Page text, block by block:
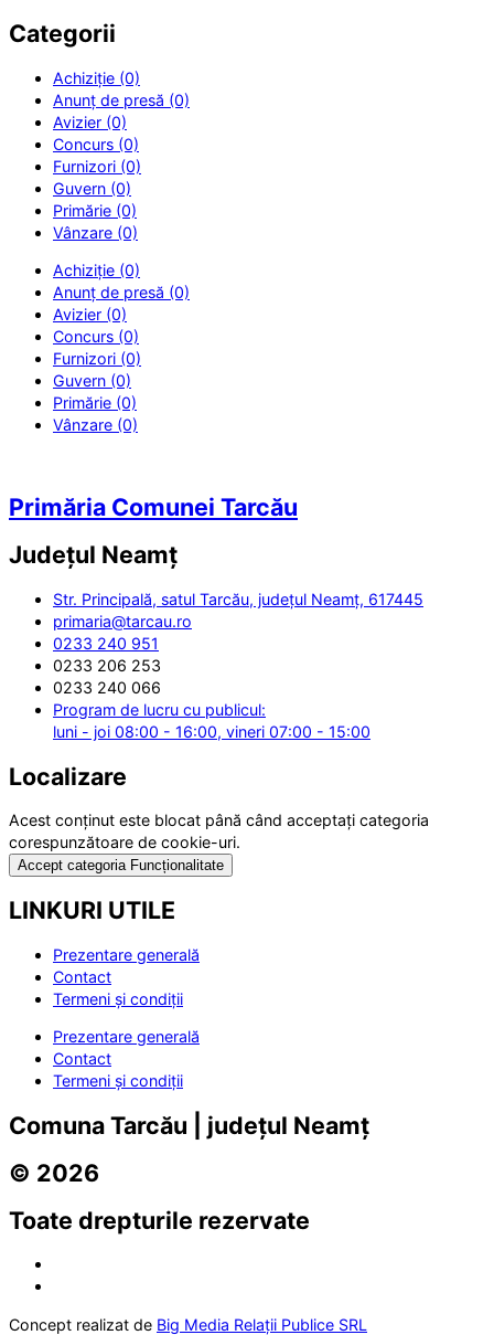
Categorii
Achiziție (0)
Anunț de presă (0)
Avizier (0)
Concurs (0)
Furnizori (0)
Guvern (0)
Primărie (0)
Vânzare (0)
Achiziție (0)
Anunț de presă (0)
Avizier (0)
Concurs (0)
Furnizori (0)
Guvern (0)
Primărie (0)
Vânzare (0)
Primăria Comunei Tarcău
Județul Neamț
Str. Principală, satul Tarcău, județul Neamț, 617445
primaria@tarcau.ro
0233 240 951
0233 206 253
0233 240 066
Program de lucru cu publicul:
luni - joi 08:00 - 16:00, vineri 07:00 - 15:00
Localizare
Acest conținut este blocat până când acceptați categoria
corespunzătoare de cookie-uri.
Accept categoria Funcționalitate
LINKURI UTILE
Prezentare generală
Contact
Termeni și condiții
Prezentare generală
Contact
Termeni și condiții
Comuna Tarcău | județul Neamț
© 2026
Toate drepturile rezervate
Concept realizat de Big Media Relații Publice SRL